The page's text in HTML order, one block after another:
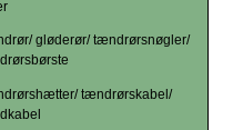
gløderør/ tændrørsnøgler/
tændrørskabel/